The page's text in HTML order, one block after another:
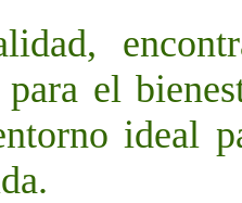
el
ideal